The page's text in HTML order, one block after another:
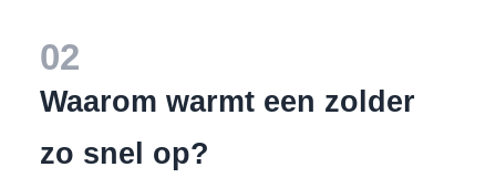
02
Waarom warmt een zolder
zo snel op?